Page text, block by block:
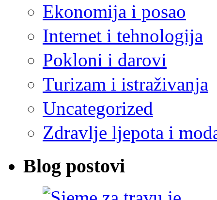
Ekonomija i posao
Internet i tehnologija
Pokloni i darovi
Turizam i istraživanja
Uncategorized
Zdravlje ljepota i
Blog postovi